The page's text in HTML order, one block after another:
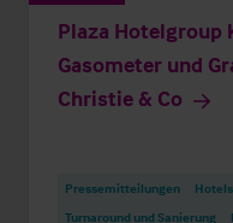
Plaza Hotelgroup
Gasometer und
Christie & Co
Pressemitteilungen Hotels
Turnaround und Sanierung